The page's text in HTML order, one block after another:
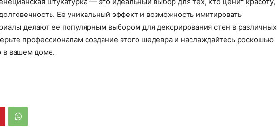
Ее уникальный эффект и возможность имитировать
делают ее популярным выбором для декорирования стен в различных
профессионалам создание этого шедевра и наслаждайтесь роскошью
в вашем доме.